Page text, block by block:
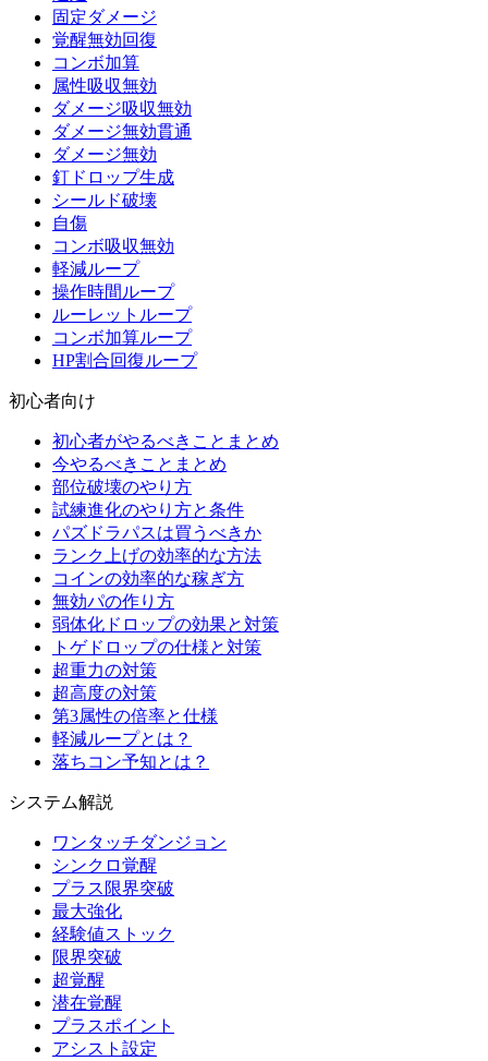
固定ダメージ
覚醒無効回復
コンボ加算
属性吸収無効
ダメージ吸収無効
ダメージ無効貫通
ダメージ無効
釘ドロップ生成
シールド破壊
自傷
コンボ吸収無効
軽減ループ
操作時間ループ
ルーレットループ
コンボ加算ループ
HP割合回復ループ
初心者向け
初心者がやるべきことまとめ
今やるべきことまとめ
部位破壊のやり方
試練進化のやり方と条件
パズドラパスは買うべきか
ランク上げの効率的な方法
コインの効率的な稼ぎ方
無効パの作り方
弱体化ドロップの効果と対策
トゲドロップの仕様と対策
超重力の対策
超高度の対策
第3属性の倍率と仕様
軽減ループとは？
落ちコン予知とは？
システム解説
ワンタッチダンジョン
シンクロ覚醒
プラス限界突破
最大強化
経験値ストック
限界突破
超覚醒
潜在覚醒
プラスポイント
アシスト設定